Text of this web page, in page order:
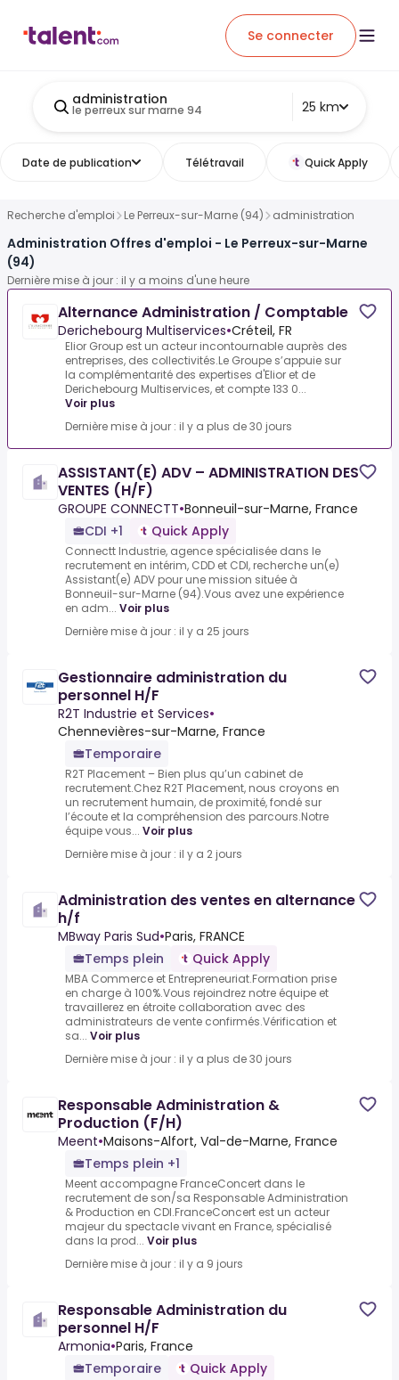
Se connecter
administration
le perreux sur marne 94 25 km
Date de publication Télétravail Quick Apply
Recherche d'emploi Le Perreux-sur-Marne (94) administration
Administration Offres d'emploi - Le Perreux-sur-Marne
(94)
Dernière mise à jour : il y a moins d'une heure
Alternance Administration / Comptable
Derichebourg Multiservices•Créteil, FR
Elior Group est un acteur incontournable auprès des
entreprises, des collectivités.Le Groupe s’appuie sur
la complémentarité des expertises d'Elior et de
Derichebourg Multiservices, et compte 133 0...
Voir plus
Dernière mise à jour : il y a plus de 30 jours
ASSISTANT(E) ADV – ADMINISTRATION DES
VENTES (H/F)
GROUPE CONNECTT•Bonneuil-sur-Marne, France
CDI +1
Quick Apply
Connectt Industrie, agence spécialisée dans le
recrutement en intérim, CDD et CDI, recherche un(e)
Assistant(e) ADV pour une mission située à
Bonneuil-sur-Marne (94).Vous avez une expérience
en adm... Voir plus
Dernière mise à jour : il y a 25 jours
Gestionnaire administration du
personnel H/F
R2T Industrie et Services•
Chennevières-sur-Marne, France
Temporaire
R2T Placement – Bien plus qu’un cabinet de
recrutement.Chez R2T Placement, nous croyons en
un recrutement humain, de proximité, fondé sur
l’écoute et la compréhension des parcours.Notre
équipe vous... Voir plus
Dernière mise à jour : il y a 2 jours
Administration des ventes en alternance
h/f
MBway Paris Sud•Paris, FRANCE
Temps plein
Quick Apply
MBA Commerce et Entrepreneuriat.Formation prise
en charge à 100%.Vous rejoindrez notre équipe et
travaillerez en étroite collaboration avec des
administrateurs de vente confirmés.Vérification et
sa... Voir plus
Dernière mise à jour : il y a plus de 30 jours
Responsable Administration &
Production (F/H)
Meent•Maisons-Alfort, Val-de-Marne, France
Temps plein +1
Meent accompagne FranceConcert dans le
recrutement de son/sa Responsable Administration
& Production en CDI.FranceConcert est un acteur
majeur du spectacle vivant en France, spécialisé
dans la prod... Voir plus
Dernière mise à jour : il y a 9 jours
Responsable Administration du
personnel H/F
Armonia•Paris, France
Temporaire
Quick Apply